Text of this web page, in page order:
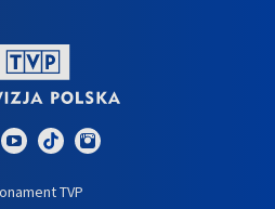
TVP